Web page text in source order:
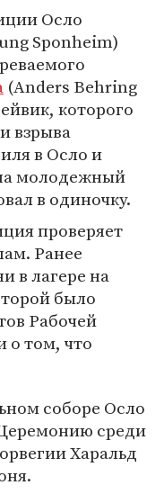
Осло
Sponheim)
(Anders Behring
которого
взрыва
в Осло и
молодежный
в одиночку.
проверяет
Ранее
в лагере на
было
Рабочей
о том, что
соборе Осло
среди
Харальд